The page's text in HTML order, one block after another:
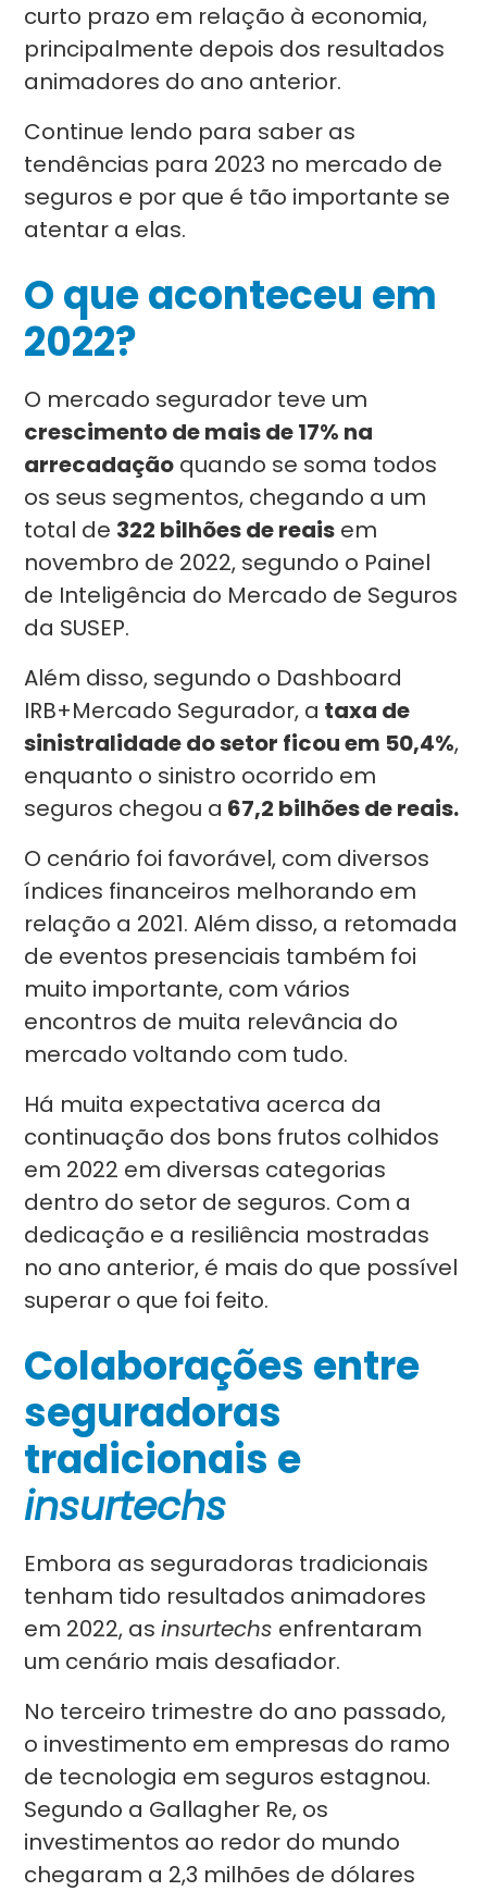
curto prazo em relação à economia,
principalmente depois dos resultados
animadores do ano anterior.
Continue lendo para saber as
tendências para 2023 no mercado de
seguros e por que é tão importante se
atentar a elas.
O que aconteceu em
2022?
O mercado segurador teve um
crescimento de mais de 17% na
arrecadação quando se soma todos
os seus segmentos, chegando a um
total de 322 bilhões de reais em
novembro de 2022, segundo o Painel
de Inteligência do Mercado de Seguros
da SUSEP.
Além disso, segundo o Dashboard
IRB+Mercado Segurador, a taxa de
sinistralidade do setor ficou em 50,4%,
enquanto o sinistro ocorrido em
seguros chegou a 67,2 bilhões de reais.
O cenário foi favorável, com diversos
índices financeiros melhorando em
relação a 2021. Além disso, a retomada
de eventos presenciais também foi
muito importante, com vários
encontros de muita relevância do
mercado voltando com tudo.
Há muita expectativa acerca da
continuação dos bons frutos colhidos
em 2022 em diversas categorias
dentro do setor de seguros. Com a
dedicação e a resiliência mostradas
no ano anterior, é mais do que possível
superar o que foi feito.
Colaborações entre
seguradoras
tradicionais e
insurtechs
Embora as seguradoras tradicionais
tenham tido resultados animadores
em 2022, asinsurtechs enfrentaram
um cenário mais desafiador.
No terceiro trimestre do ano passado,
o investimento em empresas do ramo
de tecnologia em seguros estagnou.
Segundo a Gallagher Re, os
investimentos ao redor do mundo
chegaram a 2,3 milhões de dólares